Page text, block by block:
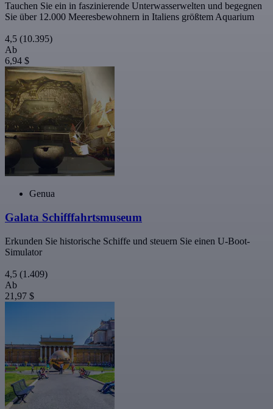
Tauchen Sie ein in faszinierende Unterwasserwelten und begegnen
Sie über 12.000 Meeresbewohnern in Italiens größtem Aquarium
4,5 (10.395)
Ab
6,94 $
Genua
Galata Schifffahrtsmuseum
Erkunden Sie historische Schiffe und steuern Sie einen U-Boot-
Simulator
4,5 (1.409)
Ab
21,97 $